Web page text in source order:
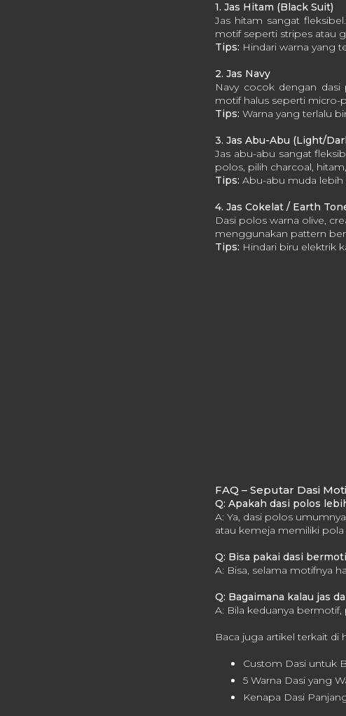
1. Jas Hitam (Black Suit)
Jas hitam sangat
motif seperti stripes atau
Tips: Hindari warna yang
2. Jas Navy
Navy cocok dengan
motif halus seperti micro-
Tips: Warna yang terlalu
3. Jas Abu-Abu (Light/
Jas abu-abu sangat
polos, pilih charcoal,
Tips: Abu-abu muda lebih
4. Jas Cokelat / Earth
Dasi polos warna olive,
menggunakan pattern
Tips: Hindari biru elektrik
FAQ – Seputar Dasi
Q: Apakah dasi polos
A: Ya, dasi polos
atau kemeja memiliki pola
Q: Bisa pakai dasi
A: Bisa, selama motifnya
Q: Bagaimana kalau jas
A: Bila keduanya bermotif,
Baca juga artikel terkait di
Custom Dasi untuk
5 Warna Dasi yang
Kenapa Dasi